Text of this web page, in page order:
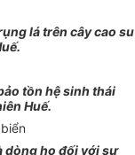
lá trên cây cao su
tồn hệ sinh thái
Huế.
dòng họ đối với sự